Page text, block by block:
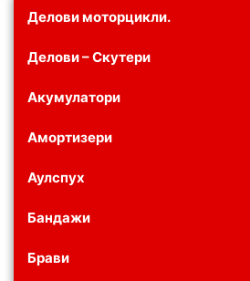
Делови моторцикли.
Делови – Скутери
Акумулатори
Амортизери
Аулспух
Бандажи
Брави